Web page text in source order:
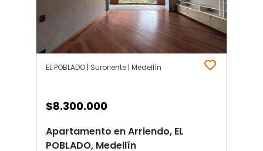
EL POBLADO | Suroriente | Medellín
$8.300.000
Apartamento en Arriendo, EL
POBLADO, Medellín